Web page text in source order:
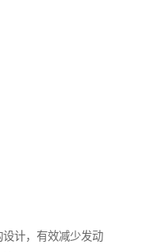
计，有效减少发动